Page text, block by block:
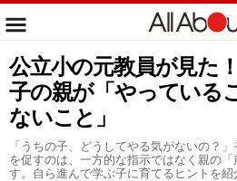
公立小の元教員が見た
子の親が「やっている
ないこと」
「うちの子、どうしてやる気がないの？
を促すのは、一方的な指示ではなく親の
す。自ら進んで学ぶ子に育てるヒントを紹